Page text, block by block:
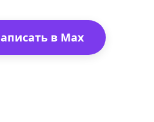
в Max